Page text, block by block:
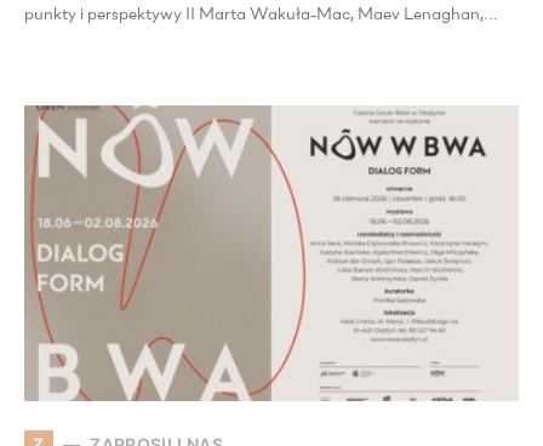
punkty i perspektywy II Marta Wakuła-Mac, Maev Lenaghan,…